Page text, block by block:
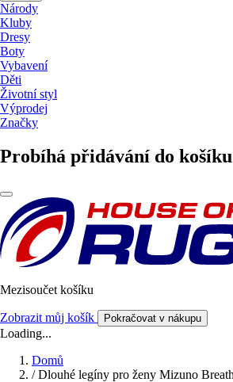
Národy
Kluby
Dresy
Boty
Vybavení
Děti
Životní styl
Výprodej
Značky
Probíhá přidávání do
Mezisoučet košíku
Zobrazit můj košík Pokračovat v nákupu
Loading...
Domů
/ Dlouhé legíny pro ženy Mizuno